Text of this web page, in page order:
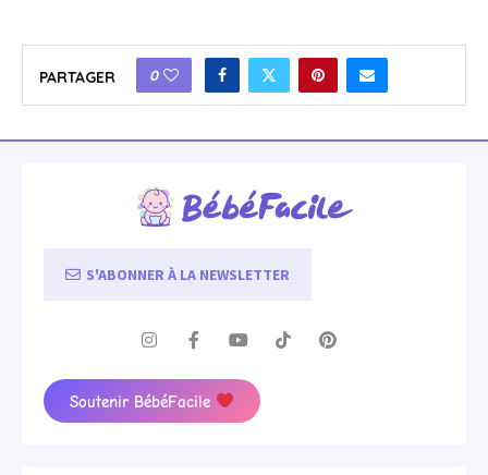
PARTAGER 0
S'ABONNER À LA NEWSLETTER
Soutenir BébéFacile